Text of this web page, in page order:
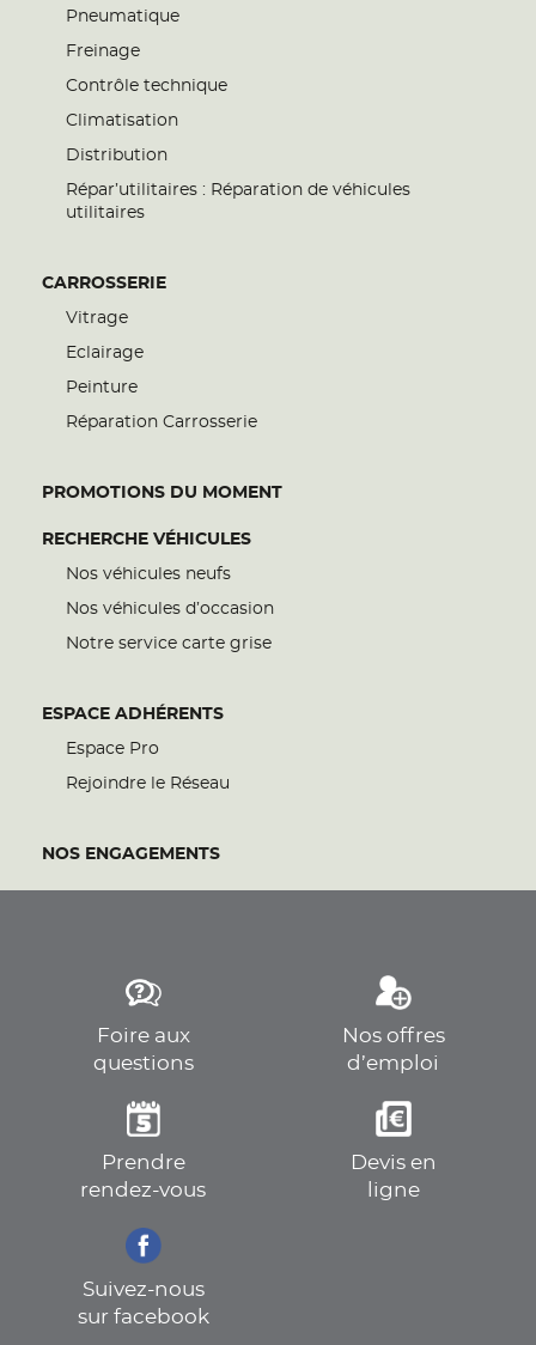
Pneumatique
Freinage
Contrôle technique
Climatisation
Distribution
Répar’utilitaires : Réparation de véhicules
utilitaires
CARROSSERIE
Vitrage
Eclairage
Peinture
Réparation Carrosserie
PROMOTIONS DU MOMENT
RECHERCHE VÉHICULES
Nos véhicules neufs
Nos véhicules d’occasion
Notre service carte grise
ESPACE ADHÉRENTS
Espace Pro
Rejoindre le Réseau
NOS ENGAGEMENTS
Foire aux
questions
Nos offres
d’emploi
Prendre
rendez-vous
Devis en
ligne
Suivez-nous
sur facebook